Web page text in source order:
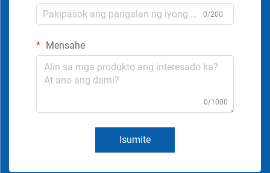
0/200
Mensahe
0/1000
Isumite